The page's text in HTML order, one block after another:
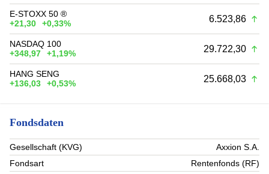
E-STOXX 50 ®
+21,30
+0,33% 6.523,86
NASDAQ 100
+348,97
+1,19% 29.722,30
HANG SENG
+136,03
+0,53% 25.668,03
Fondsdaten
Gesellschaft (KVG)
Axxion S.A.
Fondsart
Rentenfonds (RF)